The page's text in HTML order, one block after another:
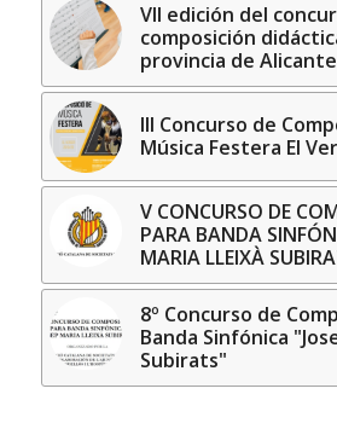
VII edición del
composición
provincia de Alicante
III Concurso de
Música Festera El
V CONCURSO DE
PARA BANDA
MARIA LLEIXÀ
8º Concurso de
Banda Sinfónica
Subirats"